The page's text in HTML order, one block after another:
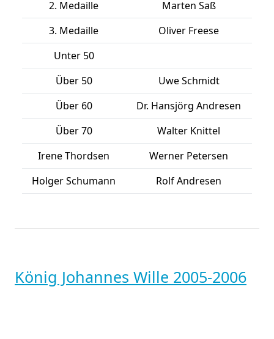
2. Medaille
Marten Saß
3. Medaille
Oliver Freese
Unter 50
Über 50
Uwe Schmidt
Über 60
Dr. Hansjörg Andresen
Über 70
Walter Knittel
Irene Thordsen
Werner Petersen
Holger Schumann
Rolf Andresen
König Johannes Wille 2005-2006